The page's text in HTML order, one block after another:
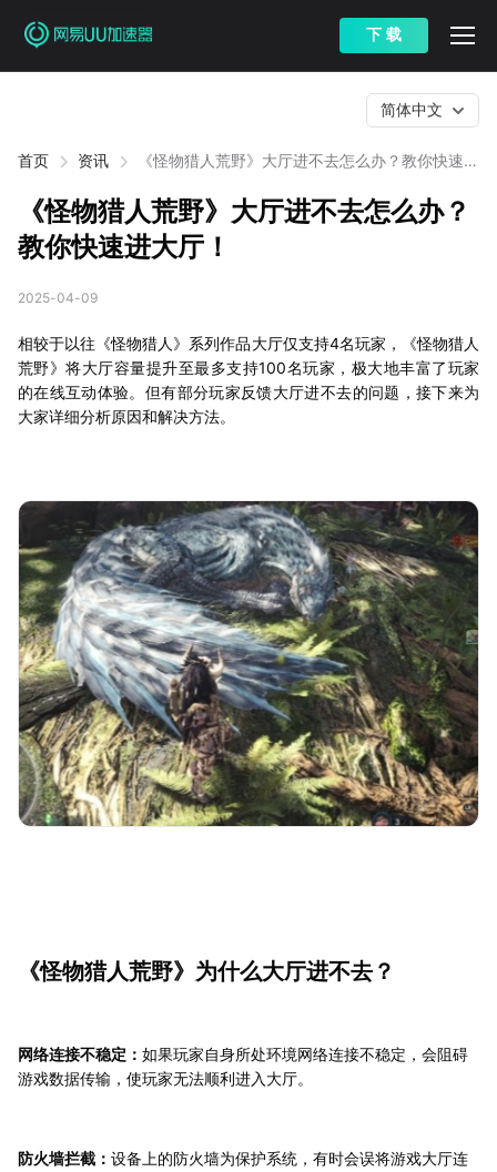
下 载
首页 资讯
《怪物猎人荒野》大厅进不去怎么办？教你快速进
简体中文
《怪物猎人荒野》大厅进不去怎么办？
教你快速进大厅！​
2025-04-09
相较于以往《怪物猎人》系列作品大厅仅支持4名玩家，《怪物猎人
荒野》将大厅容量提升至最多支持100名玩家，极大地丰富了玩家
的在线互动体验。但有部分玩家反馈大厅进不去的问题，接下来为
大家详细分析原因和解决方法。
《怪物猎人荒野》为什么大厅进不去？
网络连接不稳定： 如果玩家自身所处环境网络连接不稳定，会阻碍
游戏数据传输，使玩家无法顺利进入大厅。
防火墙拦截： 设备上的防火墙为保护系统，有时会误将游戏大厅连